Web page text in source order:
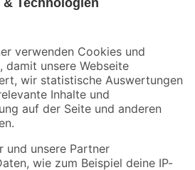
und Aktionen mehr verpassen!